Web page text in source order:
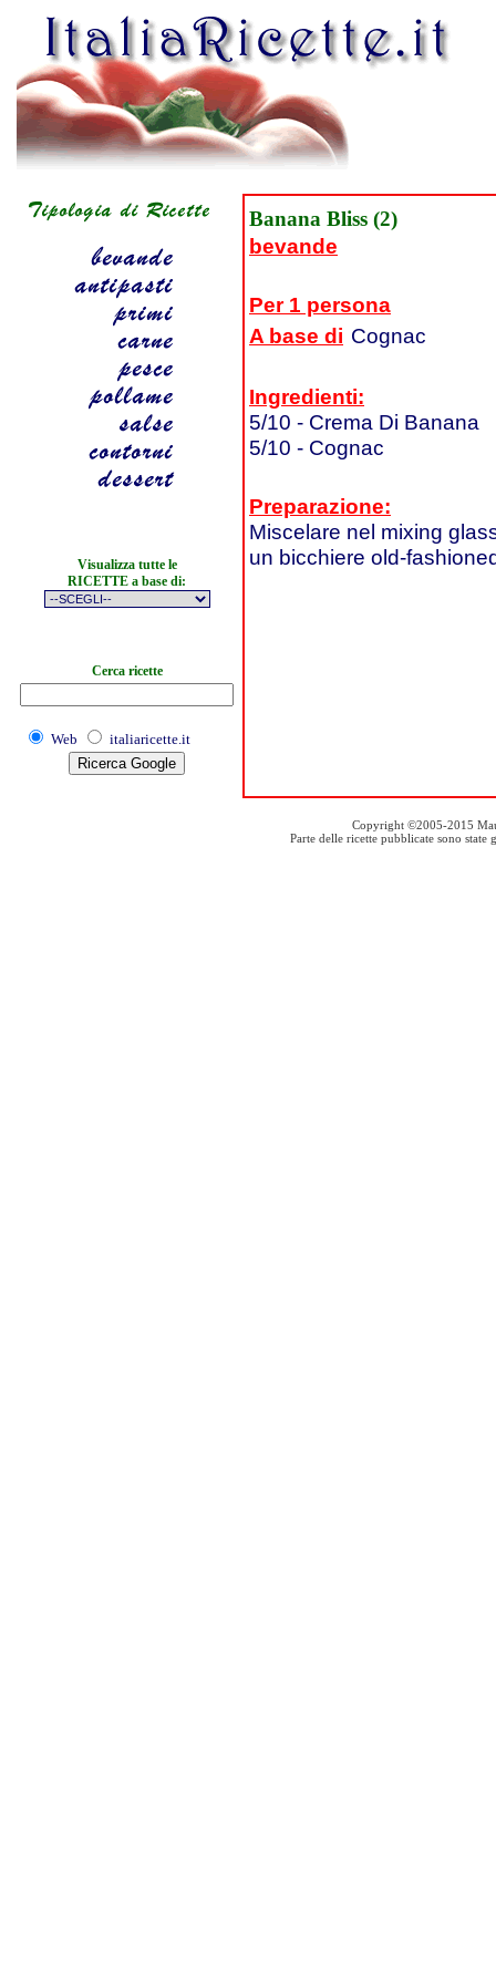
Visualizza tutte le
RICETTE a base di:
Cerca ricette
Web italiaricette.it
Banana Bliss (2)
bevande
Per 1 persona
A base di Cognac
Ingredienti:
5/10 - Crema Di Banana
5/10 - Cognac
Preparazione:
Miscelare nel mixing
un bicchiere old-
Copyright ©2005-2015
Parte delle ricette pubblicate sono state